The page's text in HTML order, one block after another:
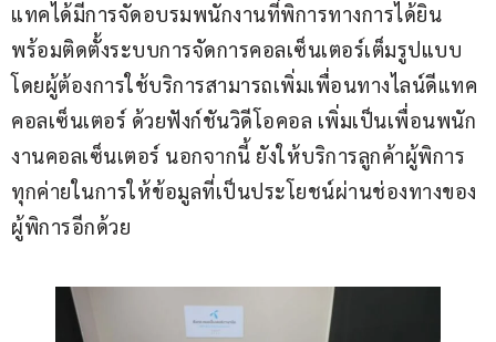
แทคได้มีการจัดอบรมพนักงานที่พิการทางการได้ยิน
พร้อมติดตั้งระบบการจัดการคอลเซ็นเตอร์เต็มรูปแบบ
โดยผู้ต้องการใช้บริการสามารถเพิ่มเพื่อนทางไลน์ดีแทค
คอลเซ็นเตอร์ ด้วยฟังก์ชันวิดีโอคอล เพิ่มเป็นเพื่อนพนัก
งานคอลเซ็นเตอร์ นอกจากนี้ ยังให้บริการลูกค้าผู้พิการ
ทุกค่ายในการให้ข้อมูลที่เป็นประโยชน์ผ่านช่องทางของ
ผู้พิการอีกด้วย